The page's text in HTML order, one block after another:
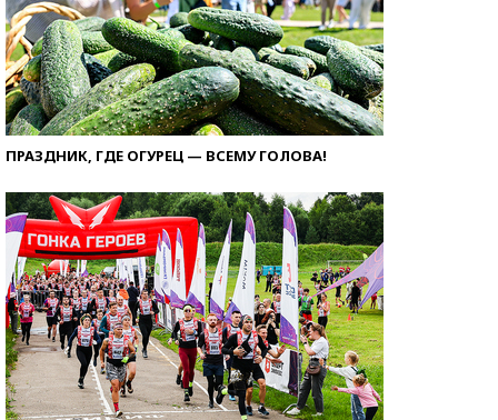
ПРАЗДНИК, ГДЕ ОГУРЕЦ — ВСЕМУ ГОЛОВА!